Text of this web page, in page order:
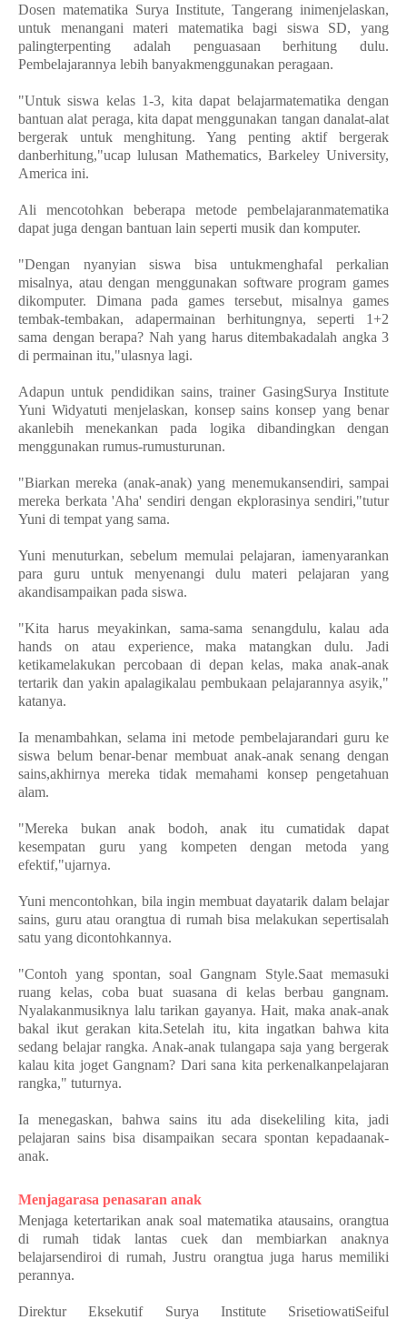
Dosen matematika Surya Institute, Tangerang inimenjelaskan,
untuk menangani materi matematika bagi siswa SD, yang
palingterpenting adalah penguasaan berhitung dulu.
Pembelajarannya lebih banyakmenggunakan peragaan.
"Untuk siswa kelas 1-3, kita dapat belajarmatematika dengan
bantuan alat peraga, kita dapat menggunakan tangan danalat-alat
bergerak untuk menghitung. Yang penting aktif bergerak
danberhitung,"ucap lulusan Mathematics, Barkeley University,
America ini.
Ali mencotohkan beberapa metode pembelajaranmatematika
dapat juga dengan bantuan lain seperti musik dan komputer.
"Dengan nyanyian siswa bisa untukmenghafal perkalian
misalnya, atau dengan menggunakan software program games
dikomputer. Dimana pada games tersebut, misalnya games
tembak-tembakan, adapermainan berhitungnya, seperti 1+2
sama dengan berapa? Nah yang harus ditembakadalah angka 3
di permainan itu,"ulasnya lagi.
Adapun untuk pendidikan sains, trainer GasingSurya Institute
Yuni Widyatuti menjelaskan, konsep sains konsep yang benar
akanlebih menekankan pada logika dibandingkan dengan
menggunakan rumus-rumusturunan.
"Biarkan mereka (anak-anak) yang menemukansendiri, sampai
mereka berkata 'Aha' sendiri dengan ekplorasinya sendiri,"tutur
Yuni di tempat yang sama.
Yuni menuturkan, sebelum memulai pelajaran, iamenyarankan
para guru untuk menyenangi dulu materi pelajaran yang
akandisampaikan pada siswa.
"Kita harus meyakinkan, sama-sama senangdulu, kalau ada
hands on atau experience, maka matangkan dulu. Jadi
ketikamelakukan percobaan di depan kelas, maka anak-anak
tertarik dan yakin apalagikalau pembukaan pelajarannya asyik,"
katanya.
Ia menambahkan, selama ini metode pembelajarandari guru ke
siswa belum benar-benar membuat anak-anak senang dengan
sains,akhirnya mereka tidak memahami konsep pengetahuan
alam.
"Mereka bukan anak bodoh, anak itu cumatidak dapat
kesempatan guru yang kompeten dengan metoda yang
efektif,"ujarnya.
Yuni mencontohkan, bila ingin membuat dayatarik dalam belajar
sains, guru atau orangtua di rumah bisa melakukan sepertisalah
satu yang dicontohkannya.
"Contoh yang spontan, soal Gangnam Style.Saat memasuki
ruang kelas, coba buat suasana di kelas berbau gangnam.
Nyalakanmusiknya lalu tarikan gayanya. Hait, maka anak-anak
bakal ikut gerakan kita.Setelah itu, kita ingatkan bahwa kita
sedang belajar rangka. Anak-anak tulangapa saja yang bergerak
kalau kita joget Gangnam? Dari sana kita perkenalkanpelajaran
rangka," tuturnya.
Ia menegaskan, bahwa sains itu ada disekeliling kita, jadi
pelajaran sains bisa disampaikan secara spontan kepadaanak-
anak.
Menjagarasa penasaran anak
Menjaga ketertarikan anak soal matematika atausains, orangtua
di rumah tidak lantas cuek dan membiarkan anaknya
belajarsendiroi di rumah, Justru orangtua juga harus memiliki
perannya.
Direktur Eksekutif Surya Institute SrisetiowatiSeiful